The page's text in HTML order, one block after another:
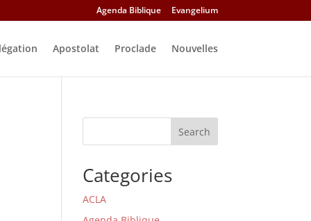
Agenda Biblique Evangelium
Apostolat Proclade Nouvelles
Search
Categories
ACLA